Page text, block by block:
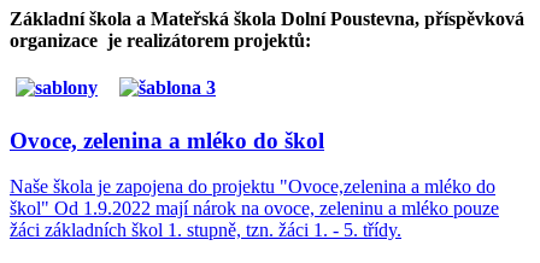
Základní škola a Mateřská škola Dolní Poustevna, příspěvková
organizace je realizátorem projektů:
Ovoce, zelenina a mléko do škol
Naše škola je zapojena do projektu "Ovoce,zelenina a mléko do
škol" Od 1.9.2022 mají nárok na ovoce, zeleninu a mléko pouze
žáci základních škol 1. stupně, tzn. žáci 1. - 5. třídy.